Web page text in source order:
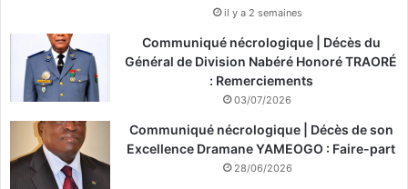
il y a 2 semaines
Communiqué nécrologique | Décès du
Général de Division Nabéré Honoré TRAORÉ
: Remerciements
03/07/2026
Communiqué nécrologique | Décès de son
Excellence Dramane YAMEOGO : Faire-part
28/06/2026